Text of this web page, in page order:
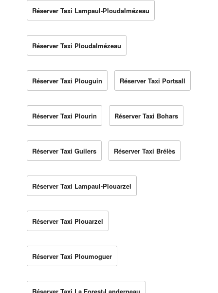
Réserver Taxi Lampaul-Ploudalmézeau
Réserver Taxi Ploudalmézeau
Réserver Taxi Plouguin Réserver Taxi Portsall
Réserver Taxi Plourin Réserver Taxi Bohars
Réserver Taxi Guilers Réserver Taxi Brélès
Réserver Taxi Lampaul-Plouarzel
Réserver Taxi Plouarzel
Réserver Taxi Ploumoguer
Réserver Taxi La Forest-Landerneau